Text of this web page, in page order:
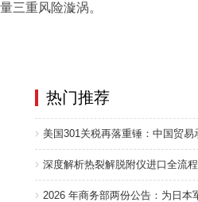
三重风险漩涡。
热门推荐
美国301关税再落重锤：中国贸易
深度解析热裂解脱附仪进口全流
2026 年商务部两份公告：为日本